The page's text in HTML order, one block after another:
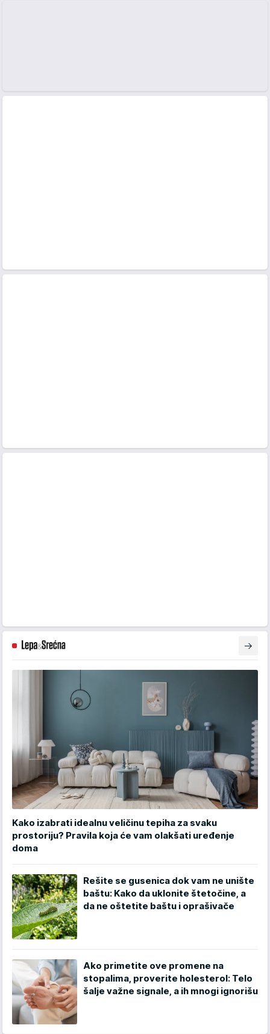
Kako izabrati idealnu veličinu tepiha za svaku
prostoriju? Pravila koja će vam olakšati uređenje
doma
Rešite se gusenica dok vam ne unište
baštu: Kako da uklonite štetočine, a
da ne oštetite baštu i oprašivače
Ako primetite ove promene na
stopalima, proverite holesterol: Telo
šalje važne signale, a ih mnogi ignorišu